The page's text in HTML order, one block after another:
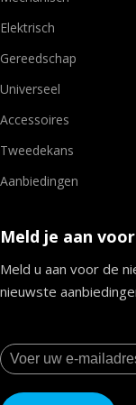
Elektrisch
Gereedschap
Universeel
Accessoires
Tweedekans
Aanbiedingen
Meld je aan
Meld u aan voor de
nieuwste